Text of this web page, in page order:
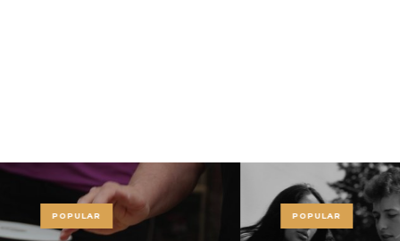
POPULAR POPULAR